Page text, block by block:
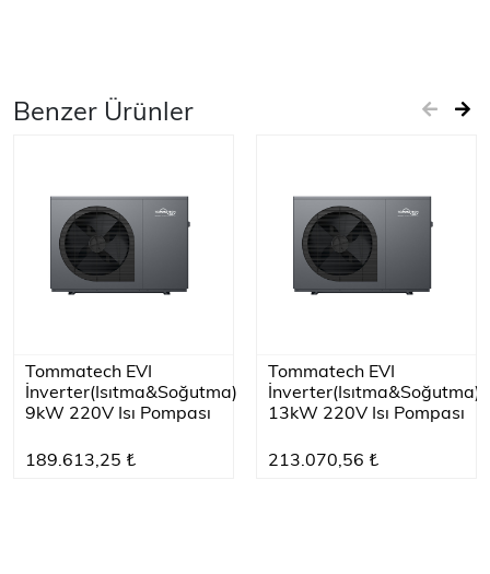
Benzer Ürünler
Tommatech EVI
İnverter(Isıtma&Soğutma)
9kW 220V Isı Pompası
189.613,25 ₺
Tommatech EVI
İnverter(Isıtma&Soğutma)
13kW 220V Isı Pompası
213.070,56 ₺